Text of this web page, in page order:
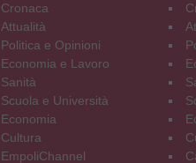
Cronaca
Attualità
Politica e Opinioni
Economia e Lavoro
Sanità
Scuola e Università
Economia
Cultura
EmpoliChannel